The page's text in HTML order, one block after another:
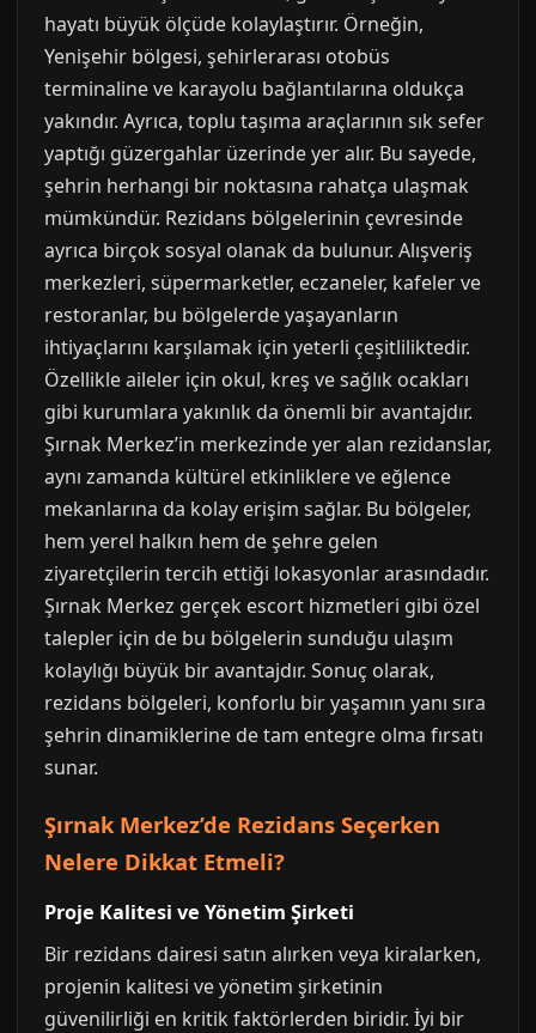
hayatı büyük ölçüde kolaylaştırır. Örneğin,
Yenişehir bölgesi, şehirlerarası otobüs
terminaline ve karayolu bağlantılarına oldukça
yakındır. Ayrıca, toplu taşıma araçlarının sık sefer
yaptığı güzergahlar üzerinde yer alır. Bu sayede,
şehrin herhangi bir noktasına rahatça ulaşmak
mümkündür. Rezidans bölgelerinin çevresinde
ayrıca birçok sosyal olanak da bulunur. Alışveriş
merkezleri, süpermarketler, eczaneler, kafeler ve
restoranlar, bu bölgelerde yaşayanların
ihtiyaçlarını karşılamak için yeterli çeşitliliktedir.
Özellikle aileler için okul, kreş ve sağlık ocakları
gibi kurumlara yakınlık da önemli bir avantajdır.
Şırnak Merkez’in merkezinde yer alan rezidanslar,
aynı zamanda kültürel etkinliklere ve eğlence
mekanlarına da kolay erişim sağlar. Bu bölgeler,
hem yerel halkın hem de şehre gelen
ziyaretçilerin tercih ettiği lokasyonlar arasındadır.
Şırnak Merkez gerçek escort hizmetleri gibi özel
talepler için de bu bölgelerin sunduğu ulaşım
kolaylığı büyük bir avantajdır. Sonuç olarak,
rezidans bölgeleri, konforlu bir yaşamın yanı sıra
şehrin dinamiklerine de tam entegre olma fırsatı
sunar.
Şırnak Merkez’de Rezidans Seçerken
Nelere Dikkat Etmeli?
Proje Kalitesi ve Yönetim Şirketi
Bir rezidans dairesi satın alırken veya kiralarken,
projenin kalitesi ve yönetim şirketinin
güvenilirliği en kritik faktörlerden biridir. İyi bir